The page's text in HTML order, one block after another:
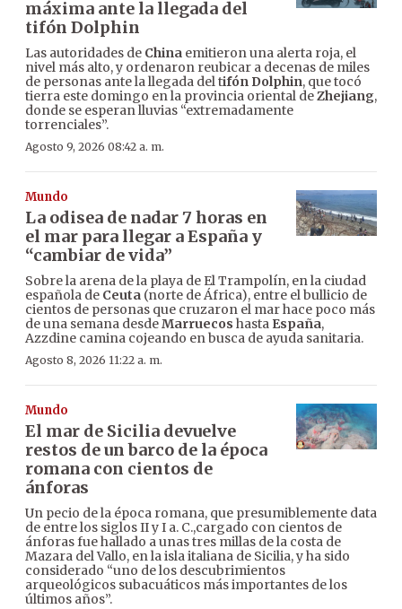
máxima ante la llegada del
tifón Dolphin
Las autoridades de China emitieron una alerta roja, el
nivel más alto, y ordenaron reubicar a decenas de miles
de personas ante la llegada del tifón Dolphin, que tocó
tierra este domingo en la provincia oriental deZhejiang,
donde se esperan lluvias “extremadamente
torrenciales”.
Agosto 9, 2026 08:42 a. m.
Mundo
La odisea de nadar 7 horas en
el mar para llegar a España y
“cambiar de vida”
Sobre la arena de la playa de El Trampolín, en la ciudad
española de Ceuta (norte de África), entre el bullicio de
cientos de personas que cruzaron el mar hace poco más
de una semana desdeMarruecos hasta España,
Azzdine camina cojeando en busca de ayuda sanitaria.
Agosto 8, 2026 11:22 a. m.
Mundo
El mar de Sicilia devuelve
restos de un barco de la época
romana con cientos de
ánforas
Un pecio de la época romana, que presumiblemente data
de entre los siglos II y I a. C.,cargado con cientos de
ánforas fue hallado a unas tres millas de la costa de
Mazara del Vallo, en la isla italiana de Sicilia, y ha sido
considerado “uno de los descubrimientos
arqueológicos subacuáticos más importantes de los
últimos años”.